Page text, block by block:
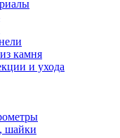
камня
и ухода
шайки